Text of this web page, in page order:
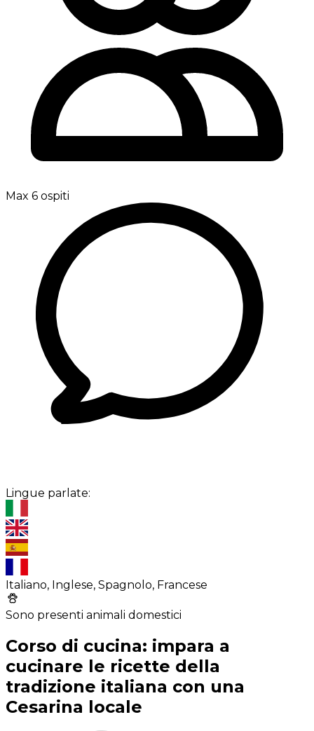
Max 6 ospiti
Lingue parlate:
Italiano, Inglese, Spagnolo, Francese
Sono presenti animali domestici
Corso di cucina: impara a
cucinare le ricette della
tradizione italiana con una
Cesarina locale